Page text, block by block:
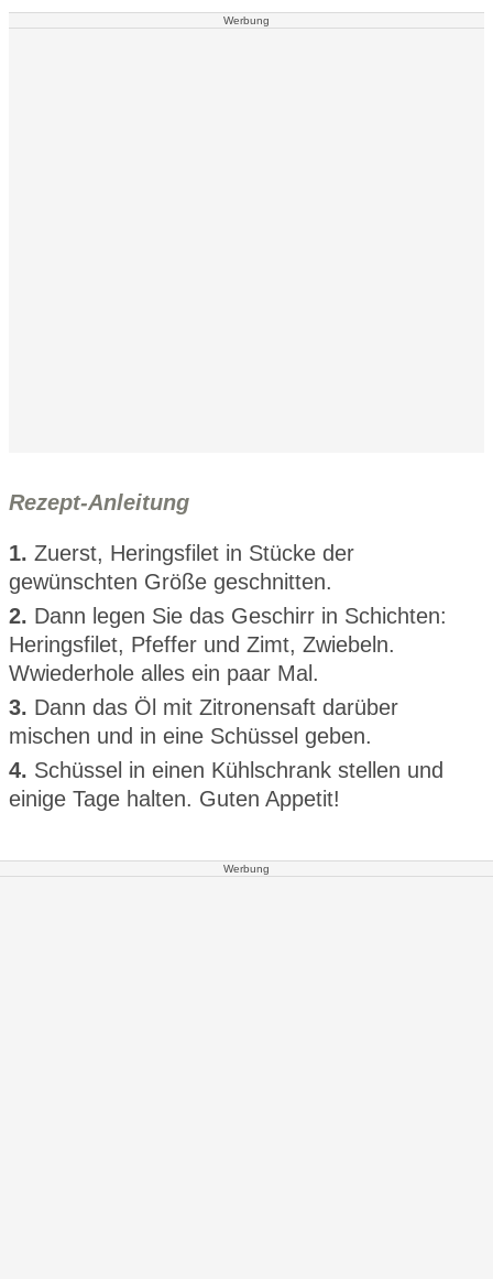
Werbung
Rezept-Anleitung
1. Zuerst, Heringsfilet in Stücke der
gewünschten Größe geschnitten.
2. Dann legen Sie das Geschirr in Schichten:
Heringsfilet, Pfeffer und Zimt, Zwiebeln.
Wwiederhole alles ein paar Mal.
3. Dann das Öl mit Zitronensaft darüber
mischen und in eine Schüssel geben.
4. Schüssel in einen Kühlschrank stellen und
einige Tage halten. Guten Appetit!
Werbung